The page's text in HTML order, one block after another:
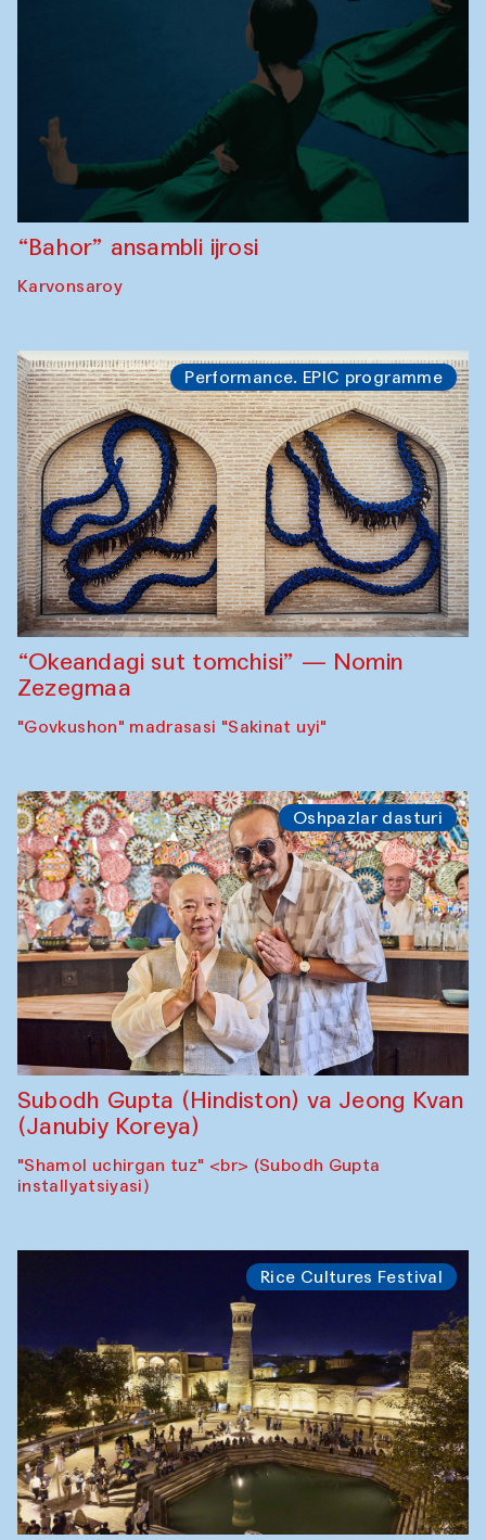
“Bahor” ansambli ijrosi
Karvonsaroy
Performance. EPIC programme
“Okeandagi sut tomchisi” — Nomin
Zezegmaa
"Govkushon" madrasasi "Sakinat uyi"
Oshpazlar dasturi
Subodh Gupta (Hindiston) va Jeong Kvan
(Janubiy Koreya)
"Shamol uchirgan tuz" <br> (Subodh Gupta
installyatsiyasi)
Rice Cultures Festival